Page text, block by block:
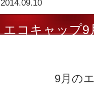
2014.09.10
エコキャップ9
9月の